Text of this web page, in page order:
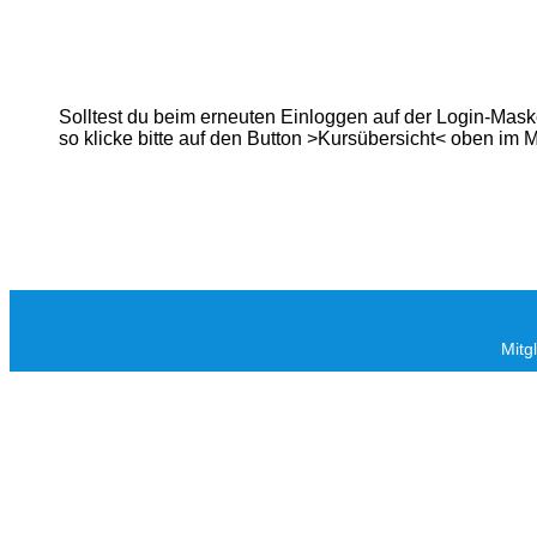
Solltest du beim erneuten Einloggen auf der Login-
so klicke bitte auf den Button >Kursübersicht< oben im